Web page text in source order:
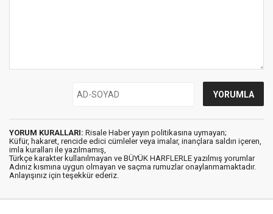
YORUM KURALLARI: Risale Haber yayın politikasına uymayan;
Küfür, hakaret, rencide edici cümleler veya imalar, inançlara saldırı içeren,
imla kuralları ile yazılmamış,
Türkçe karakter kullanılmayan ve BÜYÜK HARFLERLE yazılmış yorumlar
Adınız kısmına uygun olmayan ve saçma rumuzlar onaylanmamaktadır.
Anlayışınız için teşekkür ederiz.